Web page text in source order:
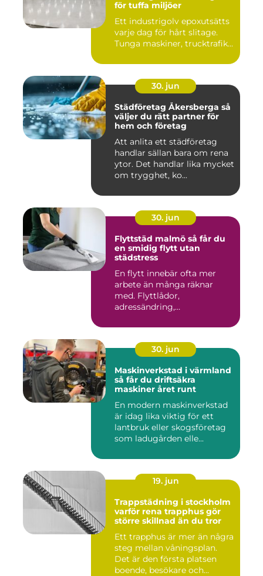
för tuffa miljöer
Ett industrigolv epoxutsätts
varje dag för hårt slitage.
Tunga maskiner, trucktrafik...
30. jun
Städföretag Åkersberga så
väljer du rätt partner för
hem och företag
Att anlita ett städföretag
handlar sällan bara om rena
ytor. Det handlar lika mycket
om trygghet, ko...
30. jun
Flyttstäd malmö så får du
en smidig flytt utan
städstress
En flytt innebär ofta mer
arbete än många räknar
med. Flyttlådor,
adressändring,
30. jun
Maskinverkstad i värmland
så får du driftsäkra
maskiner året runt
En modern maskinverkstad
är idag lika viktig för ett
lantbruk eller skogsföretag
som ladugården elle...
19. jun
Trappstädning i stockholm
varför rena trapphus gör
större skillnad än du tror
Ett trapphus är mer än några
steg mellan våningsplan.
Det är den första platsen
boende, besökare och...